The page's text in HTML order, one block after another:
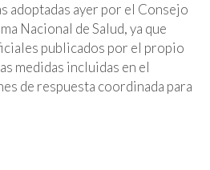
adoptadas ayer por el Consejo
Nacional de Salud, ya que
publicados por el propio
medidas incluidas en el
de respuesta coordinada para